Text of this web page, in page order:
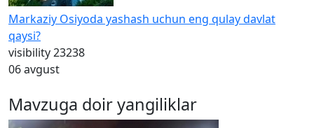
Markaziy Osiyoda yashash uchun eng qulay davlat
qaysi?
visibility23238
06 avgust
Mavzuga doir yangiliklar